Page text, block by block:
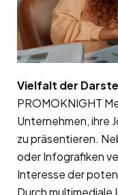
Vielfalt der
PROMOKNIGHT
Unternehmen, ihre
zu präsentieren.
oder Infografiken
Interesse der